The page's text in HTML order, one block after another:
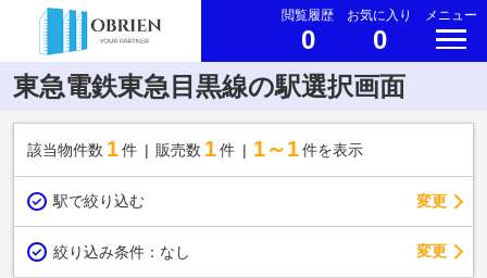
閲覧履歴
0
お気に入り
0
メニュー
東急電鉄東急目黒線の駅選択画面
該当物件数 1件 販売数 1 件 1～1 件を表示
駅で絞り込む 変更
絞り込み条件： なし 変更